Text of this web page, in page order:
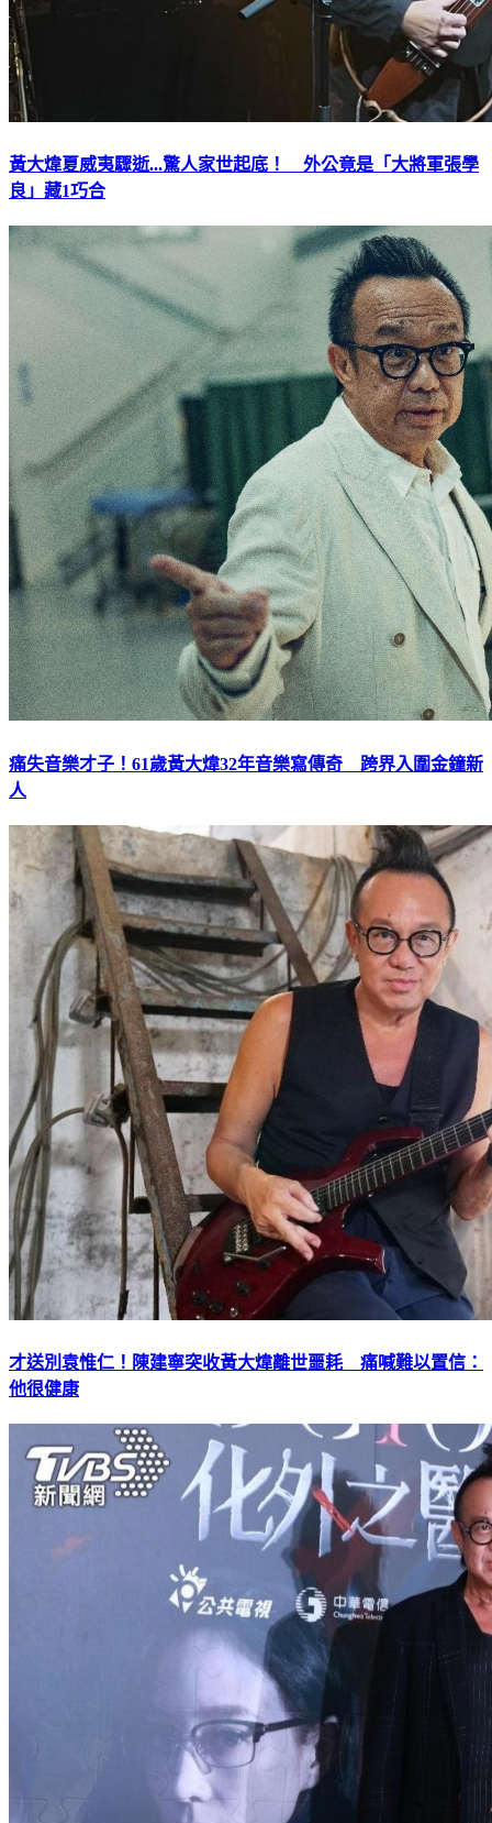
黃大煒夏威夷驟逝...驚人家世起底！ 外公竟是「大將軍張學
良」藏1巧合
痛失音樂才子！61歲黃大煒32年音樂寫傳奇 跨界入圍金鐘新
人
才送別袁惟仁！陳建寧突收黃大煒離世噩耗 痛喊難以置信：
他很健康